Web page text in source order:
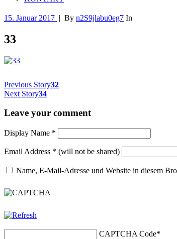
15. Januar 2017 | By n2S9jlabu0eg7 In
33
Previous Story32
Next Story34
Leave your comment
Display Name *
Email Address * (will not be shared)
Name, E-Mail-Adresse und Website in diesem
CAPTCHA Code*